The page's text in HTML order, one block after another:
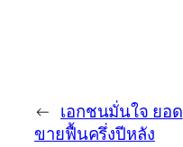
← เอกชนมั่นใจ ยอด
ขายฟื้นครึ่งปีหลัง